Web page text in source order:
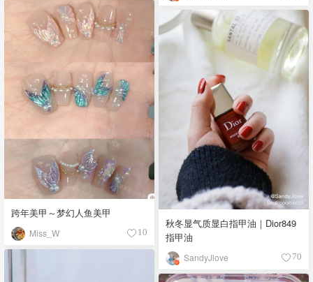
跨年美甲～梦幻人鱼美甲
Miss_W 10
秋冬显气质显白指甲油｜Dior849
指甲油
SandyJlove 70